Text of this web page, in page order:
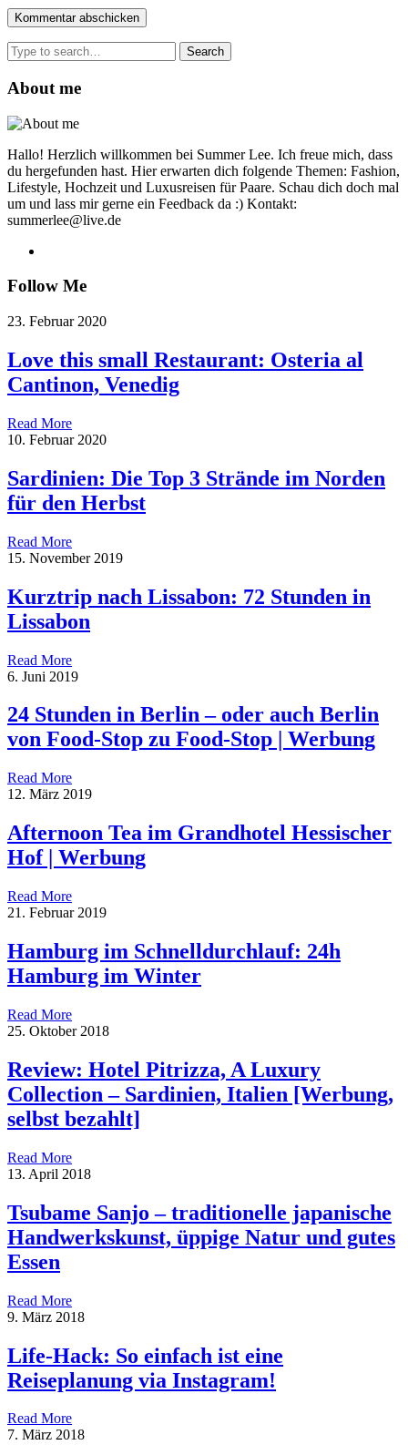
Search
for:
About me
Hallo! Herzlich willkommen bei Summer Lee. Ich freue mich, dass
du hergefunden hast. Hier erwarten dich folgende Themen: Fashion,
Lifestyle, Hochzeit und Luxusreisen für Paare. Schau dich doch mal
um und lass mir gerne ein Feedback da :) Kontakt:
summerlee@live.de
Follow Me
23. Februar 2020
Love this small Restaurant: Osteria al
Cantinon, Venedig
Read More
10. Februar 2020
Sardinien: Die Top 3 Strände im Norden
für den Herbst
Read More
15. November 2019
Kurztrip nach Lissabon: 72 Stunden in
Lissabon
Read More
6. Juni 2019
24 Stunden in Berlin – oder auch Berlin
von Food-Stop zu Food-Stop | Werbung
Read More
12. März 2019
Afternoon Tea im Grandhotel Hessischer
Hof | Werbung
Read More
21. Februar 2019
Hamburg im Schnelldurchlauf: 24h
Hamburg im Winter
Read More
25. Oktober 2018
Review: Hotel Pitrizza, A Luxury
Collection – Sardinien, Italien [Werbung,
selbst bezahlt]
Read More
13. April 2018
Tsubame Sanjo – traditionelle japanische
Handwerkskunst, üppige Natur und gutes
Essen
Read More
9. März 2018
Life-Hack: So einfach ist eine
Reiseplanung via Instagram!
Read More
7. März 2018